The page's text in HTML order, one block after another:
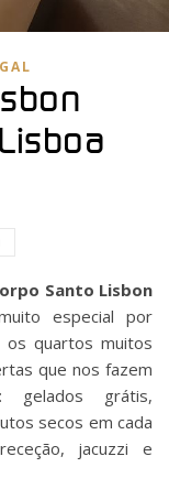
Santo Lisbon
especial por
os quartos muitos
que nos fazem
grátis,
secos em cada
jacuzzi e